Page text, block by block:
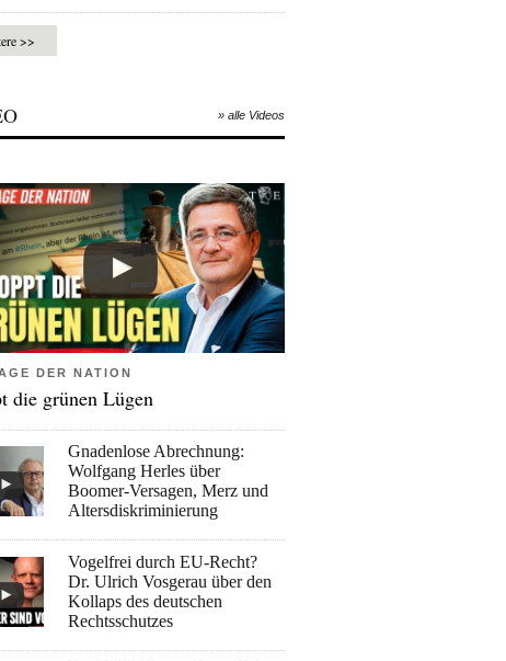
>>
» alle Videos
DER NATION
die grünen Lügen
Gnadenlose Abrechnung:
Wolfgang Herles über
Boomer-Versagen, Merz und
Altersdiskriminierung
Vogelfrei durch EU-Recht?
Dr. Ulrich Vosgerau über den
Kollaps des deutschen
Rechtsschutzes